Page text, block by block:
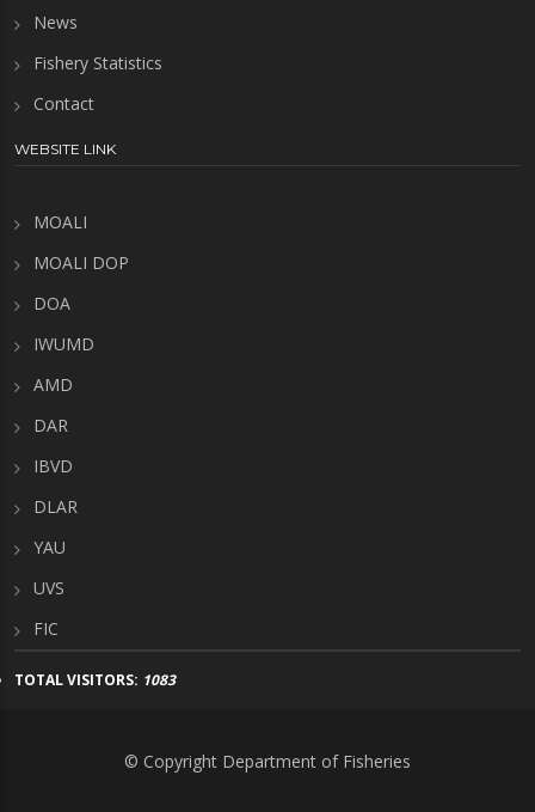
News
Fishery Statistics
Contact
WEBSITE LINK
MOALI
MOALI DOP
DOA
IWUMD
AMD
DAR
IBVD
DLAR
YAU
UVS
FIC
TOTAL VISITORS: 1083
© Copyright Department of Fisheries